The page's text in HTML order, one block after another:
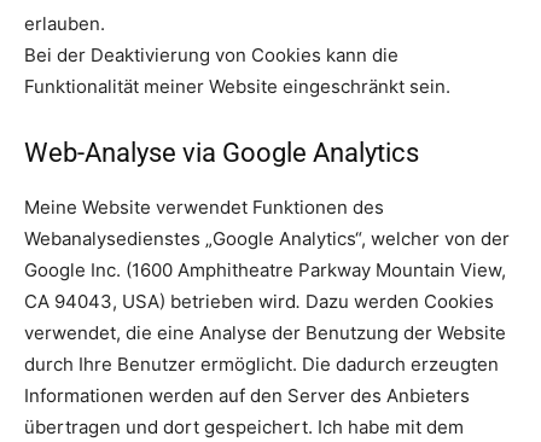
erlauben.
Bei der Deaktivierung von Cookies kann die
Funktionalität meiner Website eingeschränkt sein.
Web-Analyse via Google Analytics
Meine Website verwendet Funktionen des
Webanalysedienstes „Google Analytics“, welcher von der
Google Inc. (1600 Amphitheatre Parkway Mountain View,
CA 94043, USA) betrieben wird. Dazu werden Cookies
verwendet, die eine Analyse der Benutzung der Website
durch Ihre Benutzer ermöglicht. Die dadurch erzeugten
Informationen werden auf den Server des Anbieters
übertragen und dort gespeichert. Ich habe mit dem